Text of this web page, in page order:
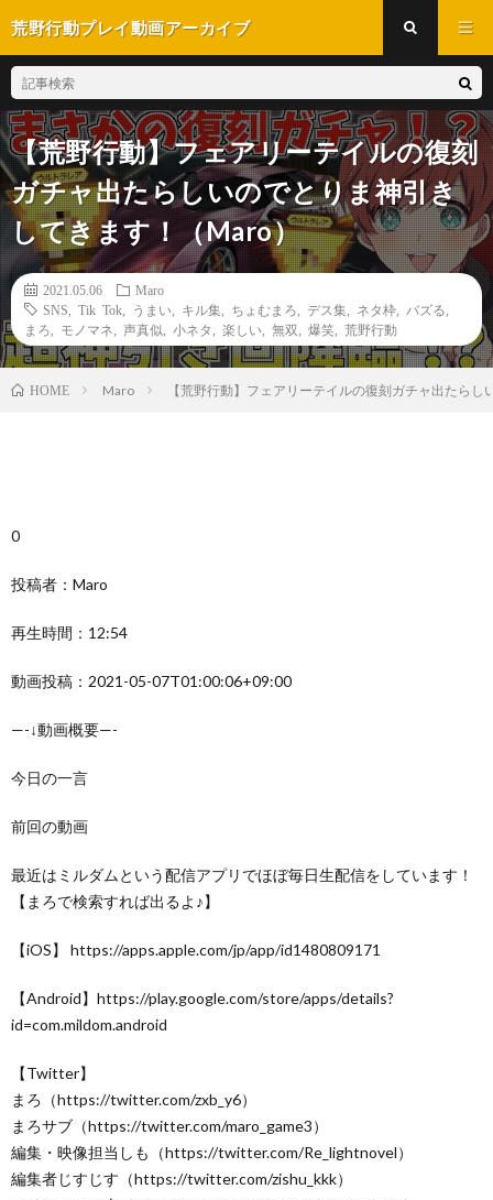
荒野行動プレイ動画アーカイブ
【荒野行動】フェアリーテイルの復刻
ガチャ出たらしいのでとりま神引き
してきます！（Maro）
2021.05.06
Maro
SNS
Tik Tok うまい キル集 ちょむまろ デス集 ネタ枠 バズる
まろ
モノマネ 声真似 小ネタ 楽しい 無双 爆笑 荒野行動
HOME Maro 【荒野行動】フェアリーテイルの復刻ガチャ出たら
0
投稿者：Maro
再生時間：12:54
動画投稿：2021-05-07T01:00:06+09:00
—-↓動画概要—-
今日の一言
前回の動画
最近はミルダムという配信アプリでほぼ毎日生配信をしています！
【まろで検索すれば出るよ♪】
【iOS】 https://apps.apple.com/jp/app/id1480809171
【Android】https://play.google.com/store/apps/details?
id=com.mildom.android
【Twitter】
まろ（https://twitter.com/zxb_y6）
まろサブ（https://twitter.com/maro_game3）
編集・映像担当しも（https://twitter.com/Re_lightnovel）
編集者じすじす（https://twitter.com/zishu_kkk）